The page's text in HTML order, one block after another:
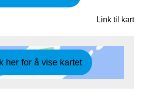
Link til kart
her for å vise kartet